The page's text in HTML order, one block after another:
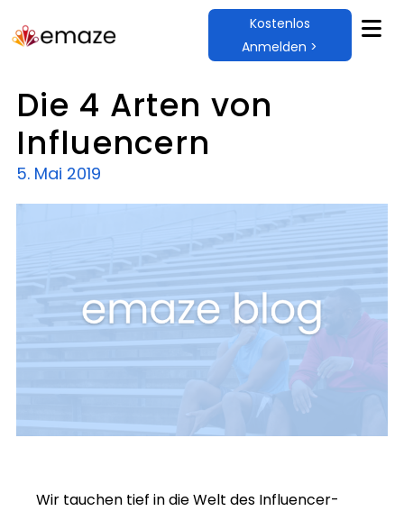
Kostenlos
Anmelden >
Die 4 Arten von
Influencern
5. Mai 2019
Wir tauchen tief in die Welt des Influencer-